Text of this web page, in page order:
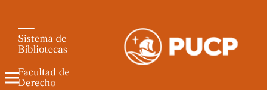
Revista de Derecho Administrativo